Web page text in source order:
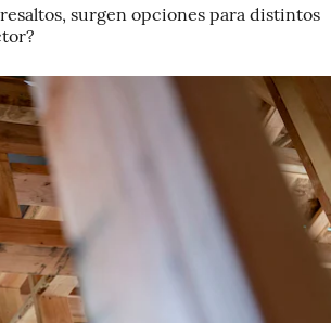
surgen opciones para distintos